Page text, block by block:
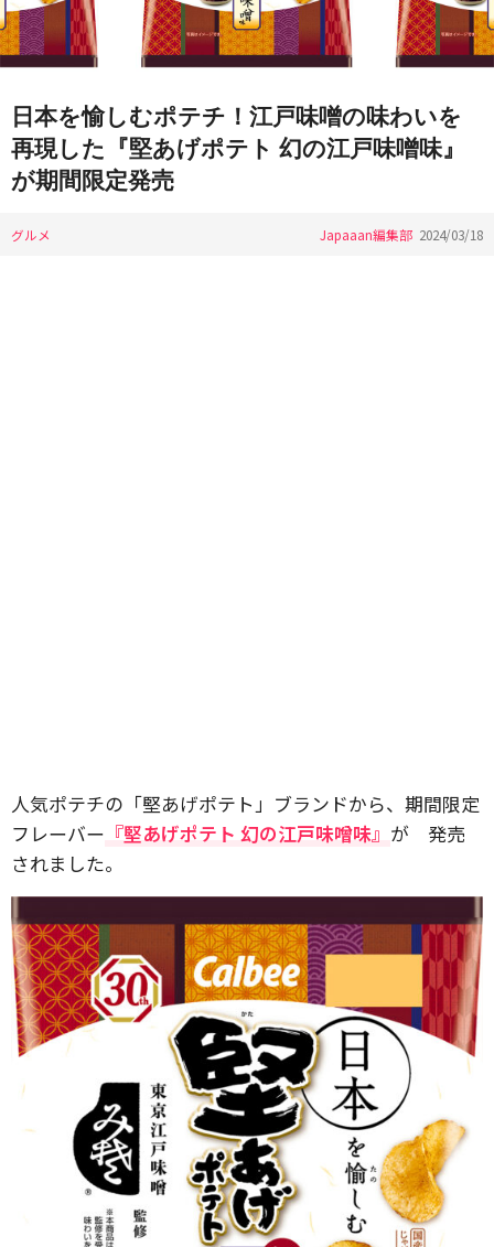
日本を愉しむポテチ！江戸味噌の味わいを
再現した『堅あげポテト 幻の江戸味噌味』
が期間限定発売
グルメ Japaaan編集部 2024/03/18
人気ポテチの「堅あげポテト」ブランドから、期間限定
フレーバー 『堅あげポテト 幻の江戸味噌味』 が 発売
されました。